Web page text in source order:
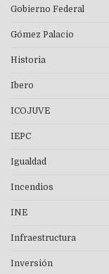
Gobierno Federal
Gómez Palacio
Historia
Ibero
ICOJUVE
IEPC
Igualdad
Incendios
INE
Infraestructura
Inversión